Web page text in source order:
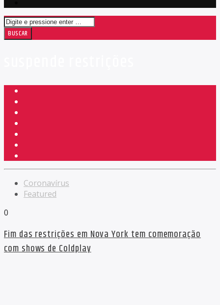
Coronavírus
Featured
0
Fim das restrições em Nova York tem comemoração
com shows de Coldplay